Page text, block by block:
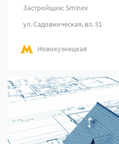
Застройщик: Sminex
ул. Садовническая, вл. 31
Новокузнецкая